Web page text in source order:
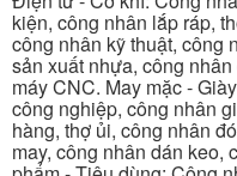
kiện, công nhân lắp ráp,
công nhân kỹ thuật, công
sản xuất nhựa, công
máy CNC. May mặc -
công nghiệp, công nhân
hàng, thợ ủi, công nhân
may, công nhân dán keo,